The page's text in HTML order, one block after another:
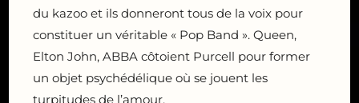
du kazoo et ils donneront tous de la voix pour
constituer un véritable « Pop Band ». Queen,
Elton John, ABBA côtoient Purcell pour former
un objet psychédélique où se jouent les
turpitudes de l’amour.